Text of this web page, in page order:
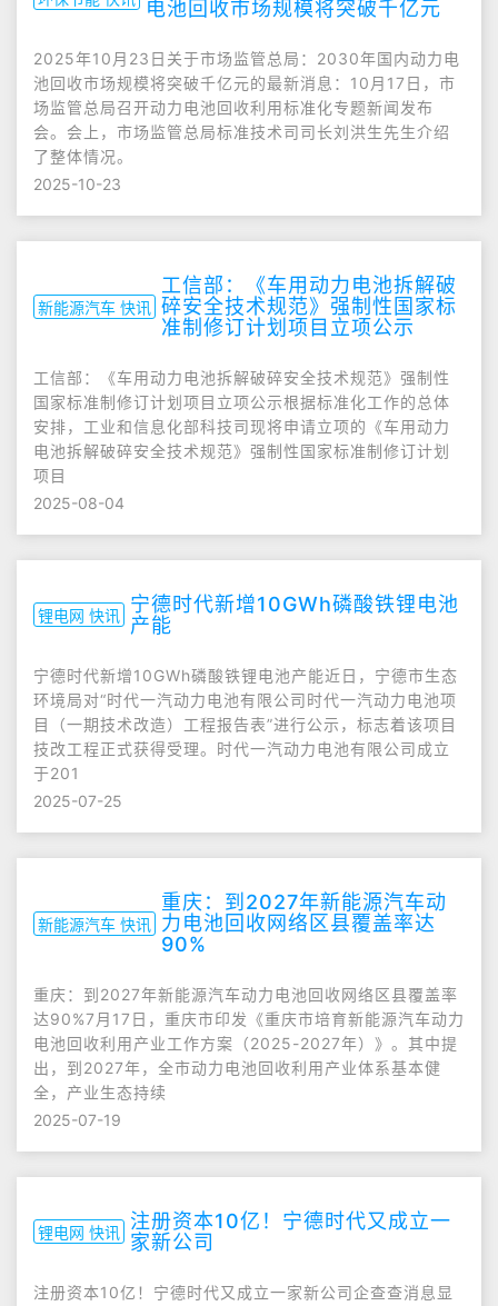
电池回收市场规模将突破千亿元
2025年10月23日关于市场监管总局：2030年国内动力电
池回收市场规模将突破千亿元的最新消息：10月17日，市
场监管总局召开动力电池回收利用标准化专题新闻发布
会。会上，市场监管总局标准技术司司长刘洪生先生介绍
了整体情况。
2025-10-23
新能源汽车 快讯
工信部：《车用动力电池拆解破
碎安全技术规范》强制性国家标
准制修订计划项目立项公示
工信部：《车用动力电池拆解破碎安全技术规范》强制性
国家标准制修订计划项目立项公示根据标准化工作的总体
安排，工业和信息化部科技司现将申请立项的《车用动力
电池拆解破碎安全技术规范》强制性国家标准制修订计划
项目
2025-08-04
锂电网 快讯 宁德时代新增10GWh磷酸铁锂电池
产能
宁德时代新增10GWh磷酸铁锂电池产能近日，宁德市生态
环境局对“时代一汽动力电池有限公司时代一汽动力电池项
目（一期技术改造）工程报告表”进行公示，标志着该项目
技改工程正式获得受理。时代一汽动力电池有限公司成立
于201
2025-07-25
新能源汽车 快讯
重庆：到2027年新能源汽车动
力电池回收网络区县覆盖率达
90%
重庆：到2027年新能源汽车动力电池回收网络区县覆盖率
达90%7月17日，重庆市印发《重庆市培育新能源汽车动力
电池回收利用产业工作方案（2025-2027年）》。其中提
出，到2027年，全市动力电池回收利用产业体系基本健
全，产业生态持续
2025-07-19
锂电网 快讯 注册资本10亿！宁德时代又成立一
家新公司
注册资本10亿！宁德时代又成立一家新公司企查查消息显